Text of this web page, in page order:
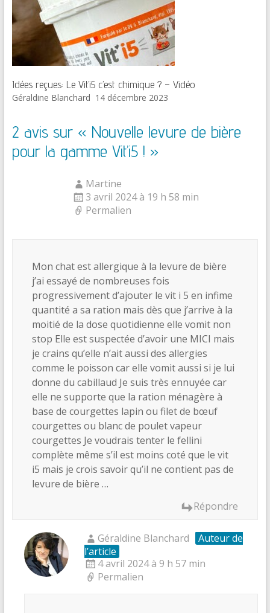
Idées reçues: Le Vit’i5 c’est chimique ? – Vidéo
Géraldine Blanchard 14 décembre 2023
2 avis sur « Nouvelle levure de bière
pour la gamme Vit’i5 ! »
Martine
3 avril 2024 à 19 h 58 min
Permalien
Mon chat est allergique à la levure de bière
j’ai essayé de nombreuses fois
progressivement d’ajouter le vit i 5 en infime
quantité a sa ration mais dès que j’arrive à la
moitié de la dose quotidienne elle vomit non
stop Elle est suspectée d’avoir une MICI mais
je crains qu’elle n’ait aussi des allergies
comme le poisson car elle vomit aussi si je lui
donne du cabillaud Je suis très ennuyée car
elle ne supporte que la ration ménagère à
base de courgettes lapin ou filet de bœuf
courgettes ou blanc de poulet vapeur
courgettes Je voudrais tenter le fellini
complète même s’il est moins coté que le vit
i5 mais je crois savoir qu’il ne contient pas de
levure de bière …
Répondre
Géraldine Blanchard
Auteur de
l’article
4 avril 2024 à 9 h 57 min
Permalien